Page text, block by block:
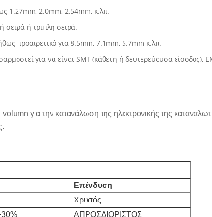
1.27mm, 2.0mm, 2.54mm, κ.λπ.
σειρά ή τριπλή σειρά.
προαιρετικό για 8.5mm, 7.1mm, 5.7mm κ.λπ.
για να είναι SMT (κάθετη ή δευτερεύουσα
για την κατανάλωση της ηλεκτρονικής της
Επένδυση
Χρυσός
ΑΠΡΟΣΔΙΟΡΙΣΤΟΣ